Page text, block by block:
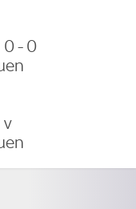
0 - 0
v